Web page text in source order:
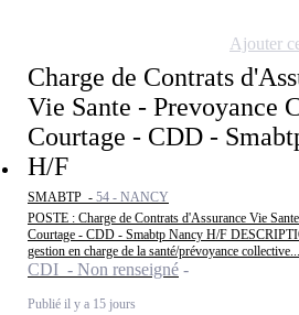
Charge de Contrats
Vie Sante - Prevoyance
Courtage - CDD -
H/F
SMABTP - 54 - NANCY
POSTE : Charge de Contrats d'Assurance Vie
Courtage - CDD - Smabtp Nancy H/F
gestion en charge de la santé/prévoyance collective...
CDI - Non renseigné
Publié il y a 15 jours
Ajouter